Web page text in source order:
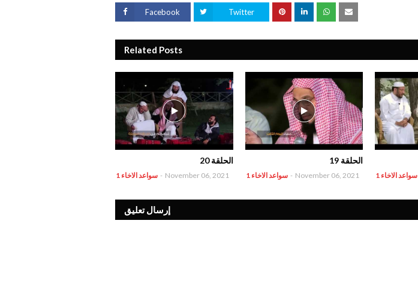
Facebook Twitter
Related Posts
الحلقة 20
سواعد الاخاء 1 - November 06, 2021
الحلقة 19
سواعد الاخاء 1 - November 06, 2021 سواعد الاخاء 1
إرسال تعليق